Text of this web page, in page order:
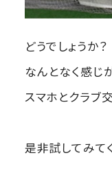
どうでしょうか？
なんとなく感じ
スマホとクラブ
是非試してみて